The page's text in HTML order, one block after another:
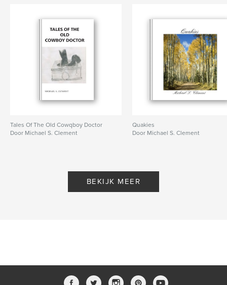
Tales Of The Old Cowqboy Doctor
Door Michael S. Clement
Quakies
Door Michael S. Clement
BEKIJK MEER